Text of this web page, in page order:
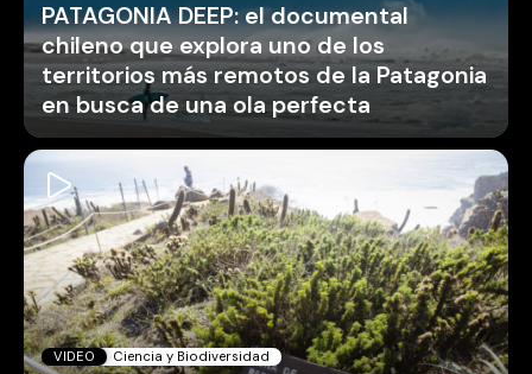
PATAGONIA DEEP: el documental
chileno que explora uno de los
territorios más remotos de la Patagonia
en busca de una ola perfecta
VIDEO Ciencia y Biodiversidad